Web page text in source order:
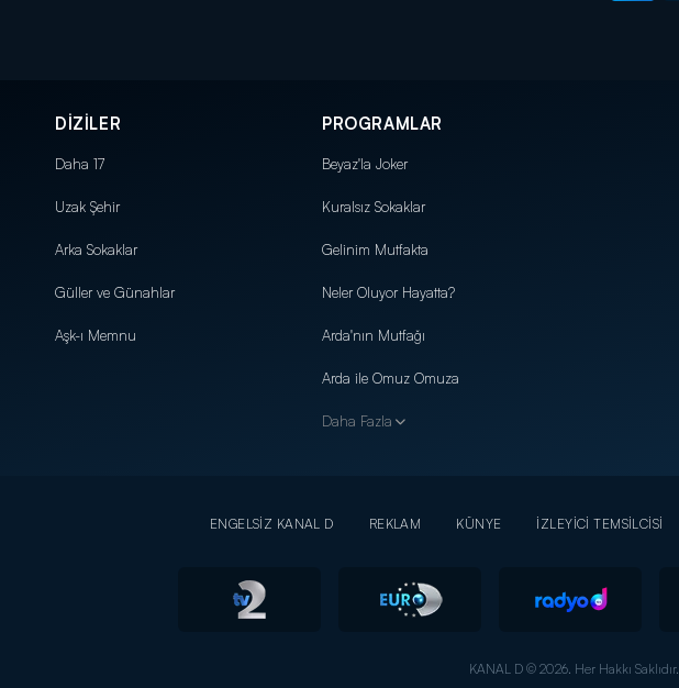
DİZİLER
Daha 17
Uzak Şehir
Arka Sokaklar
Güller ve Günahlar
Aşk-ı Memnu
PROGRAMLAR
Beyaz'la Joker
Kuralsız Sokaklar
Gelinim Mutfakta
Neler Oluyor Hayatta?
Arda'nın Mutfağı
Arda ile Omuz Omuza
Daha Fazla
ENGELSİZ KANAL D REKLAM KÜNYE İZLEYİCİ TEMSİLCİSİ
KANAL D © 2026. Her Hakkı Saklıdır.